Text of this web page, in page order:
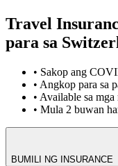
Travel
para sa
• Sakop ang
• Angkop para sa
• Available sa
• Mula 2 buwan
BUMILI NG INSURANCE